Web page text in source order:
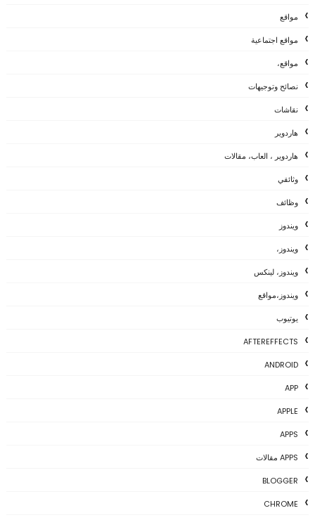
مواقع
مواقع اجتماعية
مواقع،
نصائح وتوجيهات
نقاشات
هاردوير
هاردوير ، العاب، مقالات
وثائقي
وظائف
ويندوز
ويندوز،
ويندوز، لينكس
ويندوز،مواقع
يوتيوب
AFTEREFFECTS
ANDROID
APP
APPLE
APPS
APPS مقالات
BLOGGER
CHROME